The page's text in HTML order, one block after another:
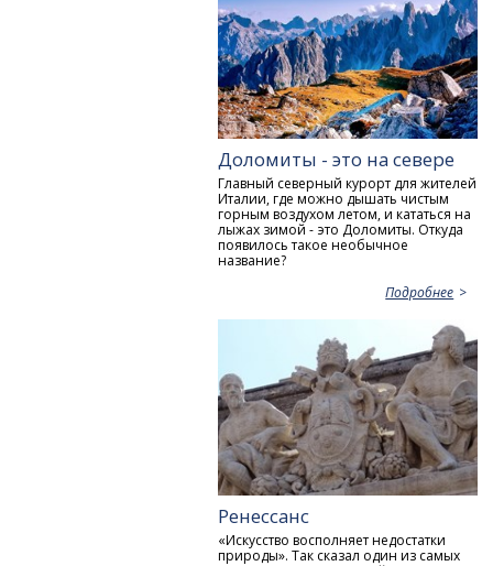
Доломиты - это на севере
Главный северный курорт для жителей
Италии, где можно дышать чистым
горным воздухом летом, и кататься на
лыжах зимой - это Доломиты. Откуда
появилось такое необычное
название?
Подробнее
Ренессанс
«Искусство восполняет недостатки
природы». Так сказал один из самых